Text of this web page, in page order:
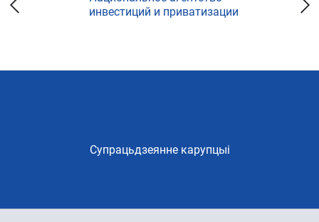
инвестиций и приватизации
Супрацьдзеянне карупцыі